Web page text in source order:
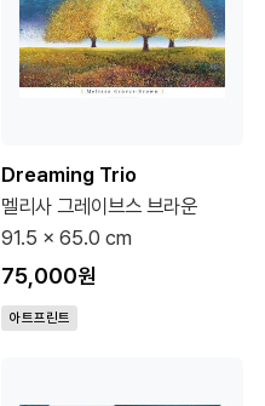
Dreaming Trio
멜리사 그레이브스 브라운
91.5 x 65.0 cm
75,000원
아트프린트